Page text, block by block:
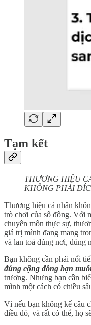
Tạm kết
THƯƠNG HIỆU
KHÔNG PHẢI
Thương hiệu cá nhân
trò chơi của số đông. Với
chuyên môn thực sự,
giá trị mình đang mang
và lan toả đúng nơi, đúng
Bạn không cần phải nổi
đúng cộng đồng bạn
trương. Nhưng bạn cần
mình một cách có chiều
Vì nếu bạn không kể câu
điều đó, và rất có thể, họ